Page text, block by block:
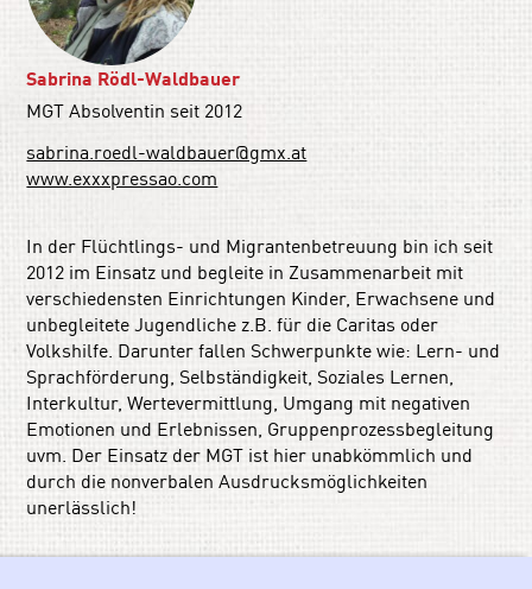
Sabrina Rödl-Waldbauer
MGT Absolventin seit 2012
sabrina.roedl-waldbauer@gmx.at
www.exxxpressao.com
In der Flüchtlings- und Migrantenbetreuung bin ich seit
2012 im Einsatz und begleite in Zusammenarbeit mit
verschiedensten Einrichtungen Kinder, Erwachsene und
unbegleitete Jugendliche z.B. für die Caritas oder
Volkshilfe. Darunter fallen Schwerpunkte wie: Lern- und
Sprachförderung, Selbständigkeit, Soziales Lernen,
Interkultur, Wertevermittlung, Umgang mit negativen
Emotionen und Erlebnissen, Gruppenprozessbegleitung
uvm. Der Einsatz der MGT ist hier unabkömmlich und
durch die nonverbalen Ausdrucksmöglichkeiten
unerlässlich!